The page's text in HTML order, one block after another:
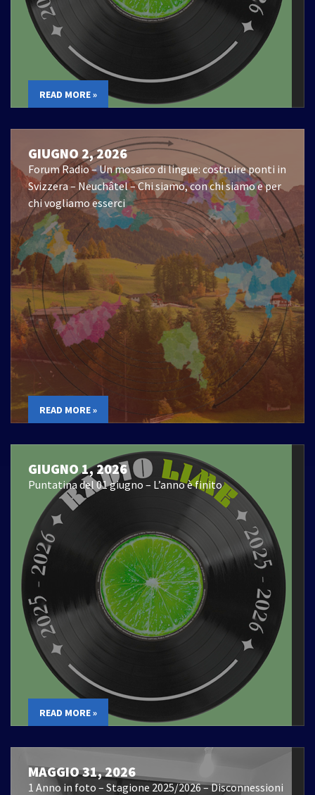
READ MORE »
GIUGNO 2, 2026
Forum Radio – Un mosaico di lingue: costruire ponti in
Svizzera – Neuchâtel – Chi siamo, con chi siamo e per
chi vogliamo esserci
READ MORE »
GIUGNO 1, 2026
Puntatina del 01 giugno – L’anno è finito
READ MORE »
MAGGIO 31, 2026
1 Anno in foto – Stagione 2025/2026 – Disconnessioni